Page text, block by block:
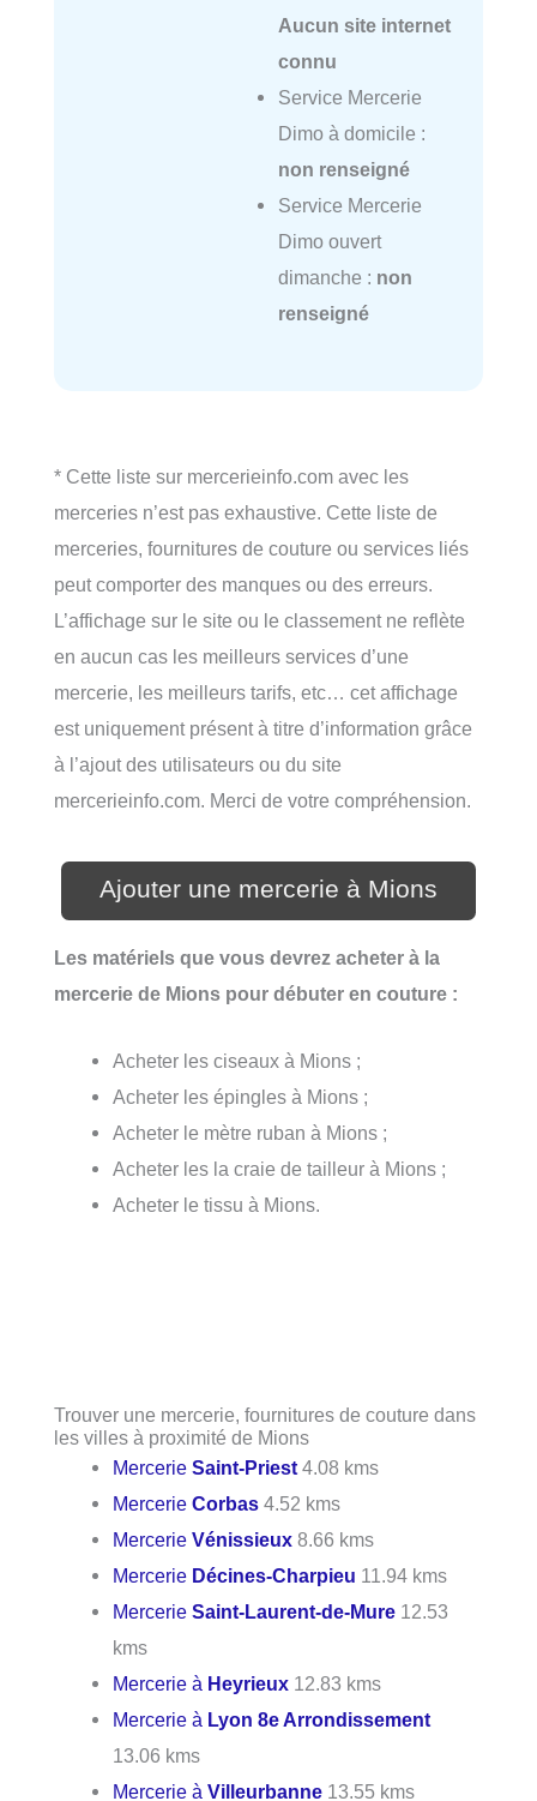
Aucun site internet
connu
Service Mercerie
Dimo à domicile :
non renseigné
Service Mercerie
Dimo ouvert
dimanche : non
renseigné
* Cette liste sur mercerieinfo.com avec les
merceries n’est pas exhaustive. Cette liste de
merceries, fournitures de couture ou services liés
peut comporter des manques ou des erreurs.
L’affichage sur le site ou le classement ne reflète
en aucun cas les meilleurs services d’une
mercerie, les meilleurs tarifs, etc… cet affichage
est uniquement présent à titre d’information grâce
à l’ajout des utilisateurs ou du site
mercerieinfo.com. Merci de votre compréhension.
Ajouter une mercerie à Mions
Les matériels que vous devrez acheter à la
mercerie de Mions pour débuter en couture :
Acheter les ciseaux à Mions ;
Acheter les épingles à Mions ;
Acheter le mètre ruban à Mions ;
Acheter les la craie de tailleur à Mions ;
Acheter le tissu à Mions.
Trouver une mercerie, fournitures de couture dans
les villes à proximité de Mions
MercerieSaint-Priest 4.08 kms
MercerieCorbas 4.52 kms
MercerieVénissieux 8.66 kms
Mercerie Décines-Charpieu 11.94 kms
MercerieSaint-Laurent-de-Mure 12.53
kms
Mercerie à Heyrieux 12.83 kms
Mercerie à Lyon 8e Arrondissement
13.06 kms
Mercerie àVilleurbanne 13.55 kms